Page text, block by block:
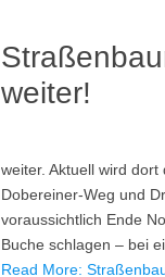
weiter!
weiter. Aktuell wird
Dobereiner-Weg und
voraussichtlich Ende
Buche schlagen – bei
Read More: